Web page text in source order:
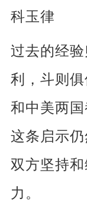
科玉律
过去的经
利，斗则
和中美两
这条启示
双方坚持
力。